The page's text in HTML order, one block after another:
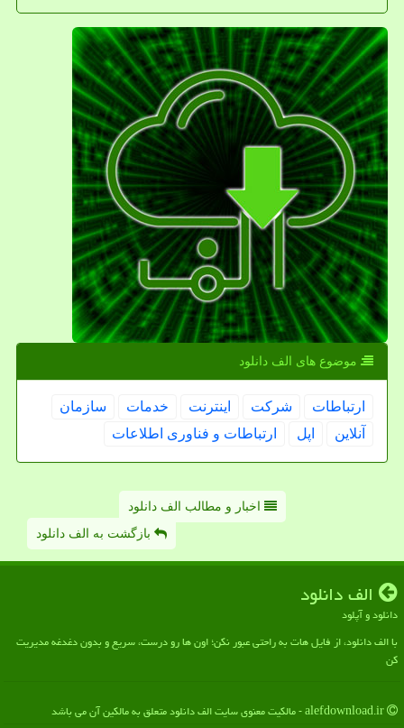
موضوع های الف دانلود
ارتباطات شركت اینترنت خدمات
سازمان
آنلاین
اپل ارتباطات و فناوری اطلاعات
اخبار و مطالب الف دانلود
بازگشت به الف دانلود
الف دانلود
دانلود و آپلود
با الف دانلود، از فایل هات به راحتی عبور نکن؛ اون ها رو درست، سریع و بدون دغدغه مدیریت
کن